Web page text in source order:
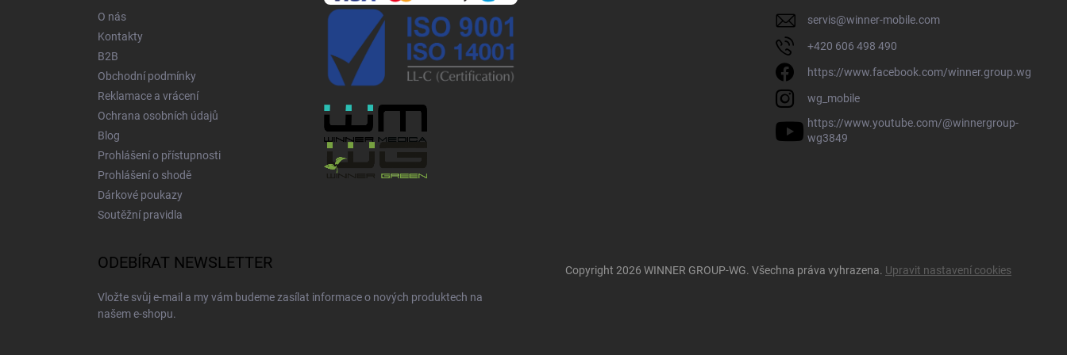
O nás
Kontakty
B2B
Obchodní podmínky
Reklamace a vrácení
Ochrana osobních údajů
Blog
Prohlášení o přístupnosti
Prohlášení o shodě
Dárkové poukazy
Soutěžní pravidla
servis@winner-mobile.com
+420 606 498 490
https://www.facebook.com/winner.group.wg
wg_mobile
https://www.youtube.com/@winnergroup-
wg3849
ODEBÍRAT NEWSLETTER
Vložte svůj e-mail a my vám budeme zasílat informace o nových produktech na
našem e-shopu.
Copyright 2026 WINNER GROUP-WG. Všechna práva vyhrazena. Upravit nastavení cookies